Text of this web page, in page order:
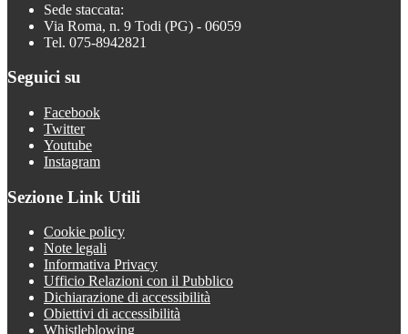
Sede staccata:
Via Roma, n. 9 Todi (PG) - 06059
Tel. 075-8942821
Seguici su
Facebook
Twitter
Youtube
Instagram
Sezione Link Utili
Cookie policy
Note legali
Informativa Privacy
Ufficio Relazioni con il Pubblico
Dichiarazione di accessibilità
Obiettivi di accessibilità
Whistleblowing